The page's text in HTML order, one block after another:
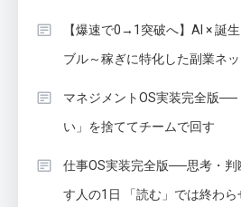
【爆速で0→1突破へ】AI × 誕
ブル～稼ぎに特化した副業ネ
マネジメントOS実装完全版
い」を捨ててチームで回す
仕事OS実装完全版──思考・判
す人の1日 「読む」では終わ